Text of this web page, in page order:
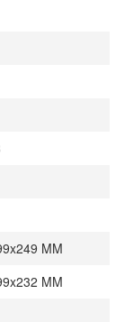
MM
MM